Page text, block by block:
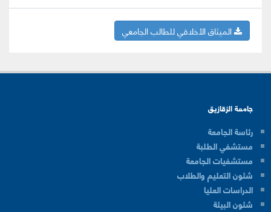
الميثاق الأخلاقي للطالب الجامعي
جامعة الزقازيق
رئاسة الجامعة
مستشفي الطلبة
مستشفيات الجامعة
شئون التعليم والطلاب
الدراسات العليا
شئون البيئة